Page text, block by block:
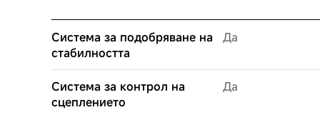
Система за подобряване на
стабилността
Да
Система за контрол на
сцеплението
Да